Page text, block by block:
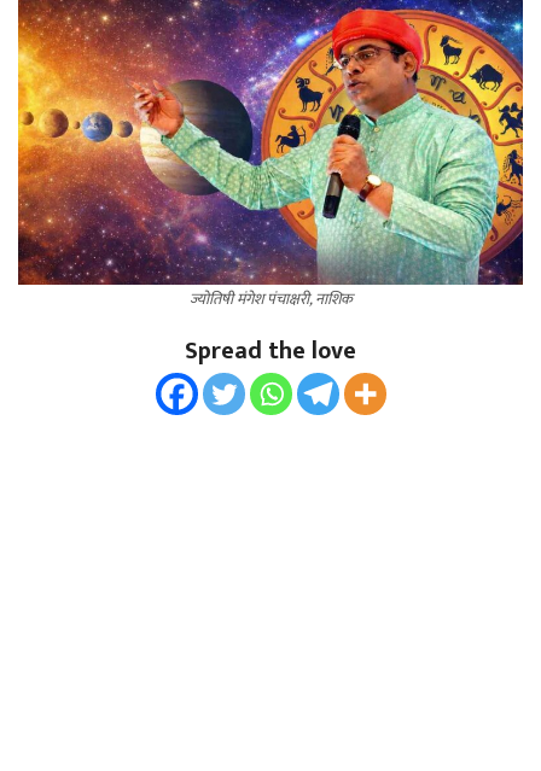
ज्योतिषी मंगेश पंचाक्षरी, नाशिक
Spread the love